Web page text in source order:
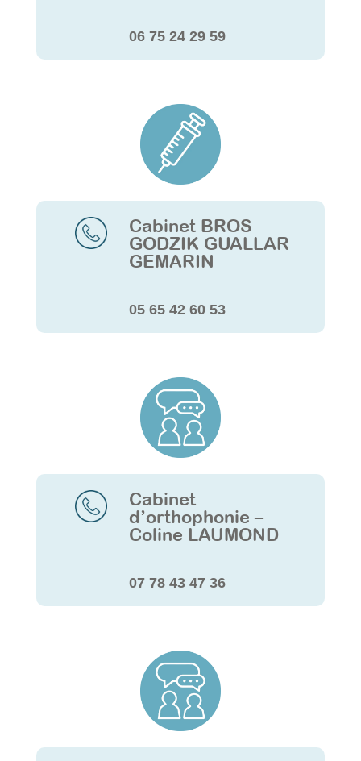
06 75 24 29 59
Cabinet BROS
GODZIK GUALLAR
GEMARIN
05 65 42 60 53
Cabinet
d’orthophonie –
Coline LAUMOND
07 78 43 47 36